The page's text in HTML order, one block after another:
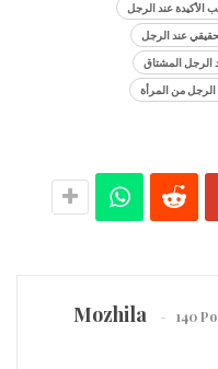
الأكيدة عند الرجل
عند الرجل
الرجل المشتاق
من المرأة
Mozhila 140